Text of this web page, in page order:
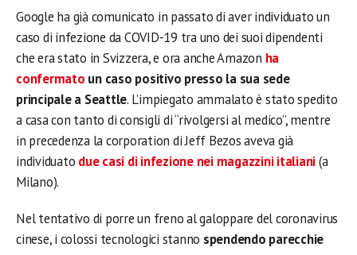
Google ha già comunicato in passato di aver individuato un
caso di infezione da COVID-19 tra uno dei suoi dipendenti
che era stato in Svizzera, e ora anche Amazon ha
confermato un caso positivo presso la sua sede
principale a Seattle. L’impiegato ammalato è stato spedito
a casa con tanto di consigli di “rivolgersi al medico”, mentre
in precedenza la corporation di Jeff Bezos aveva già
individuato due casi di infezione nei magazzini italiani(a
Milano).
Nel tentativo di porre un freno al galoppare del coronavirus
cinese, i colossi tecnologici stanno spendendo parecchie